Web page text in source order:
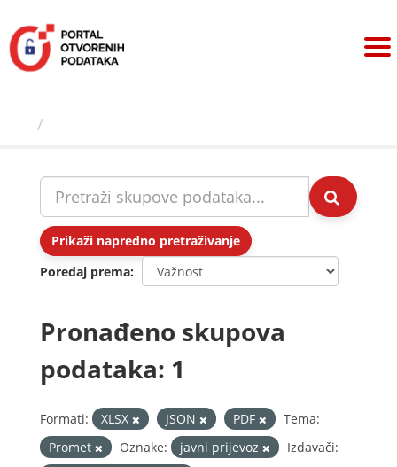
sadržaj
Prikaži napredno pretraživanje
Poredaj prema
Pronađeno skupova
podataka: 1
Formati: XLSX JSON PDF
Tema:
Promet
Oznake: javni prijevoz
Izdavači: